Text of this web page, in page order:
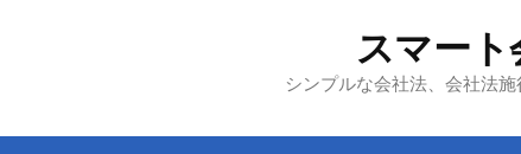
スマート
シンプルな会社法、会社法